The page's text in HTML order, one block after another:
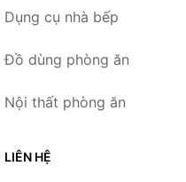
Dụng cụ nhà bếp
Đồ dùng phòng ăn
Nội thất phòng ăn
LIÊN HỆ